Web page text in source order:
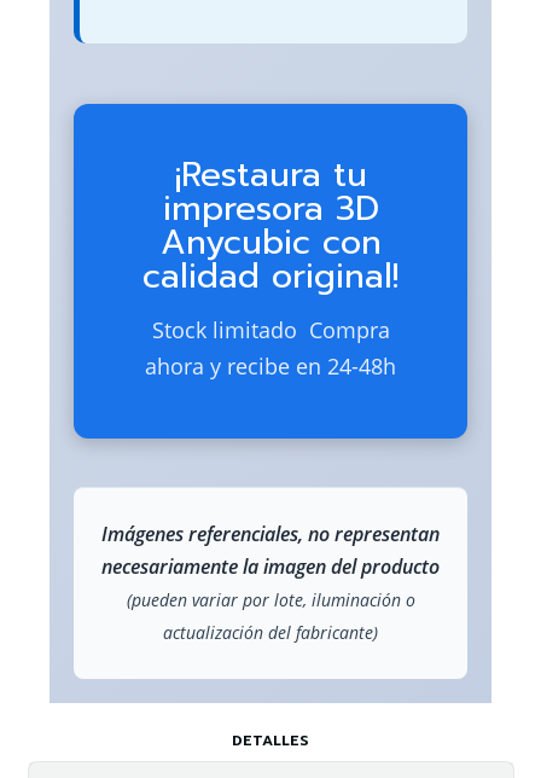
¡Restaura tu
impresora 3D
Anycubic con
calidad original!
Stock limitado  Compra
ahora y recibe en 24-48h
Imágenes referenciales, no representan
necesariamente la imagen del producto
(pueden variar por lote, iluminación o
actualización del fabricante)
DETALLES